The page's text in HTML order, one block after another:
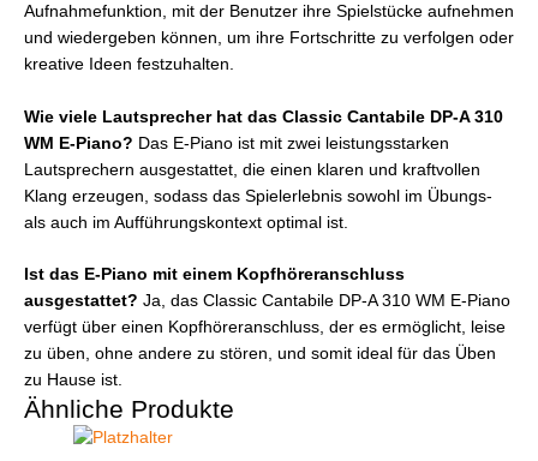
Aufnahmefunktion, mit der Benutzer ihre Spielstücke aufnehmen
und wiedergeben können, um ihre Fortschritte zu verfolgen oder
kreative Ideen festzuhalten.
Wie viele Lautsprecher hat das Classic Cantabile DP-A 310
WM E-Piano? Das E-Piano ist mit zwei leistungsstarken
Lautsprechern ausgestattet, die einen klaren und kraftvollen
Klang erzeugen, sodass das Spielerlebnis sowohl im Übungs-
als auch im Aufführungskontext optimal ist.
Ist das E-Piano mit einem Kopfhöreranschluss
ausgestattet? Ja, das Classic Cantabile DP-A 310 WM E-Piano
verfügt über einen Kopfhöreranschluss, der es ermöglicht, leise
zu üben, ohne andere zu stören, und somit ideal für das Üben
zu Hause ist.
Ähnliche Produkte